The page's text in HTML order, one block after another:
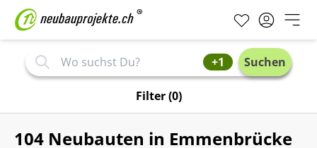
+1 Suchen
Filter(0)
104 Neubauten in Emmenbrücke